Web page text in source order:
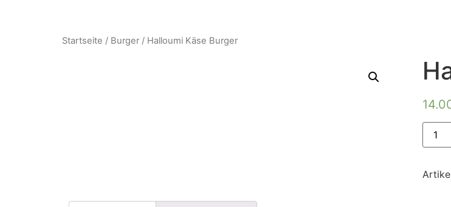
Startseite / Burger / Halloumi Käse Burger